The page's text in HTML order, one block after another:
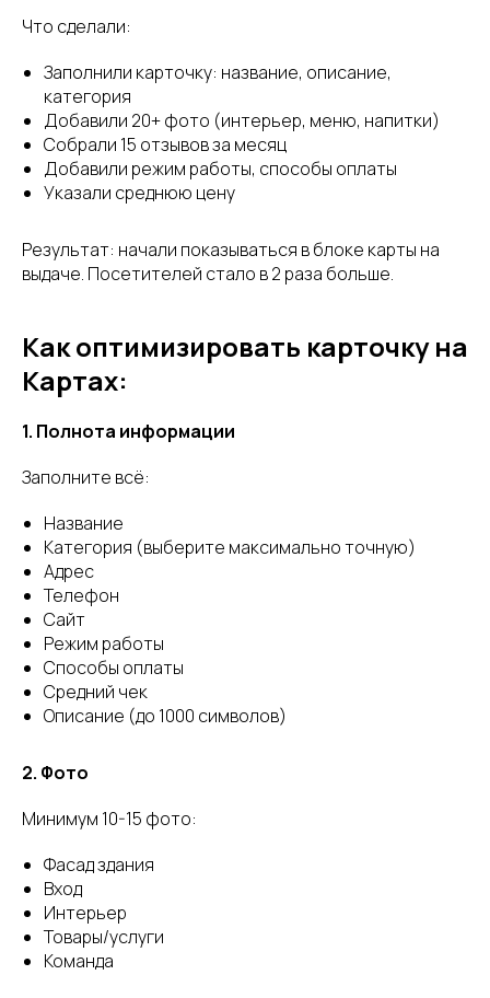
Что сделали:
Заполнили карточку: название, описание,
категория
Добавили 20+ фото (интерьер, меню, напитки)
Собрали 15 отзывов за месяц
Добавили режим работы, способы оплаты
Указали среднюю цену
Результат: начали показываться в блоке карты на
выдаче. Посетителей стало в 2 раза больше.
Как оптимизировать карточку на
Картах:
1. Полнота информации
Заполните всё:
Название
Категория (выберите максимально точную)
Адрес
Телефон
Сайт
Режим работы
Способы оплаты
Средний чек
Описание (до 1000 символов)
2. Фото
Минимум 10-15 фото:
Фасад здания
Вход
Интерьер
Товары/услуги
Команда